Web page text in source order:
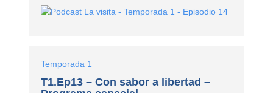
Temporada 1
T1.Ep13 – Con sabor a libertad –